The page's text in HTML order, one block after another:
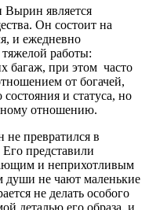
является
Он состоит на
и ежедневно
работы:
багаж, при этом часто
от богачей,
и статуса, но
отношению.
превратился в
представили
и неприхотливым
души не чают маленькие
не делать особого